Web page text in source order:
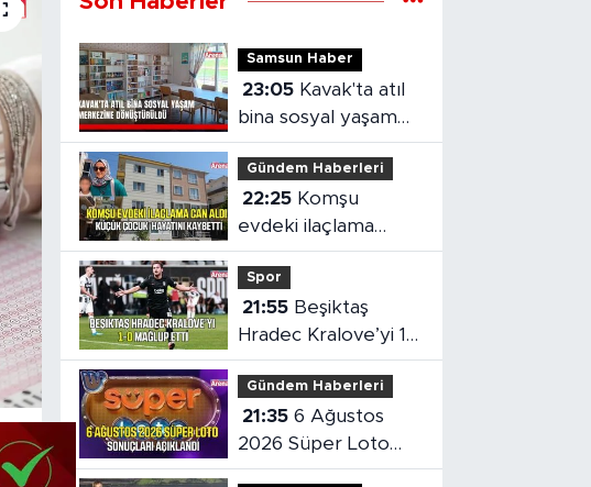
Samsun Haber
23:05
bina sosyal yaşam
merkezine
dönüştürüldü
Gündem Haberleri
22:25
evdeki ilaçlama
küçük çocuğun
ölümüne neden oldu
Spor
21:55
Hradec Kralove’yi 1-
0 mağlup etti
Gündem Haberleri
21:35 6 Ağustos
2026 Süper Loto
sonuçları açıklandı